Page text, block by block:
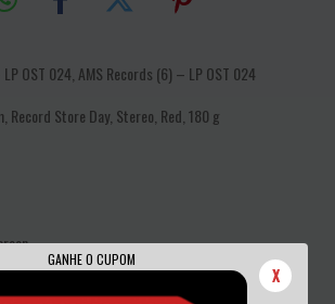
GANHE O CUPOM
X
OST 024, AMS Records (6) – LP OST 024
Record Store Day, Stereo, Red, 180 g